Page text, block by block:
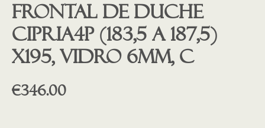
Frontal de duche
CIPRIA4P (183,5 a 187,5)
x195, vidro 6mm, c
€346.00